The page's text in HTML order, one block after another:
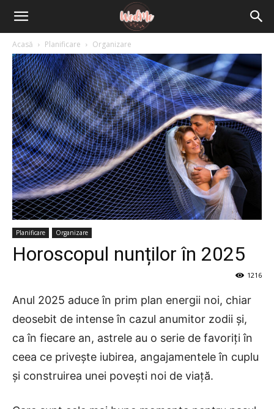
Acasă Planificare Organizare
Planificare Organizare
Horoscopul nunților în 2025
1216
Anul 2025 aduce în prim plan energii noi, chiar
deosebit de intense în cazul anumitor zodii și,
ca în fiecare an, astrele au o serie de favoriți în
ceea ce privește iubirea, angajamentele în cuplu
și construirea unei povești noi de viață.